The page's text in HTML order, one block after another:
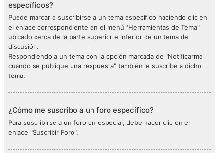
específicos?
Puede marcar o suscribirse a un tema específico haciendo clic en
el enlace correspondiente en el menú "Herramientas de Tema",
ubicado cerca de la parte superior e inferior de un tema de
discusión.
Respondiendo a un tema con la opción marcada de "Notificarme
cuando se publique una respuesta" también le suscribe a dicho
tema.
¿Cómo me suscribo a un foro específico?
Para suscribirse a un foro en especial, debe hacer clic en el
enlace "Suscribir Foro".